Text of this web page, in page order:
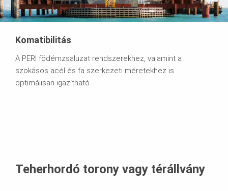
Komatibilitás
A PERI födémzsaluzat rendszerekhez, valamint a
szokásos acél és fa szerkezeti méretekhez is
optimálisan igazítható
Teherhordó torony vagy térállvány